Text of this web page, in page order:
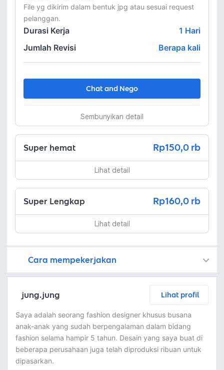
File yg dikirim dalam bentuk jpg atau sesuai request
pelanggan.
Durasi Kerja 1 Hari
Jumlah Revisi
Berapa kali
Chat and Nego
Sembunyikan detail
Super hemat Rp150,0 rb
Lihat detail
Super Lengkap Rp160,0 rb
Lihat detail
Cara mempekerjakan
jung.jung Lihat profil
Saya adalah seorang fashion designer khusus busana
anak-anak yang sudah berpengalaman dalam bidang
fashion selama hampir 5 tahun. Desain yang saya buat di
beberapa perusahaan juga telah diproduksi ribuan untuk
dipasarkan.